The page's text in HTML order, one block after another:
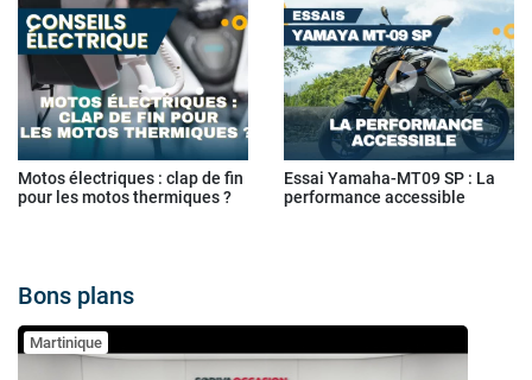
Motos électriques : clap de fin
pour les motos thermiques ?
Essai Yamaha-MT09 SP : La
performance accessible
Bons plans
Martinique